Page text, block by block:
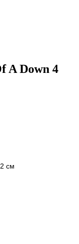
A Down 4
см